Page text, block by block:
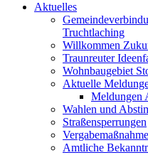
Aktuelles
Truchtlaching
Willkommen
Traunreuter
Wohnbaugebiet
Aktuelle
Meldungen
Wahlen und
Straßensperrungen
Amtliche